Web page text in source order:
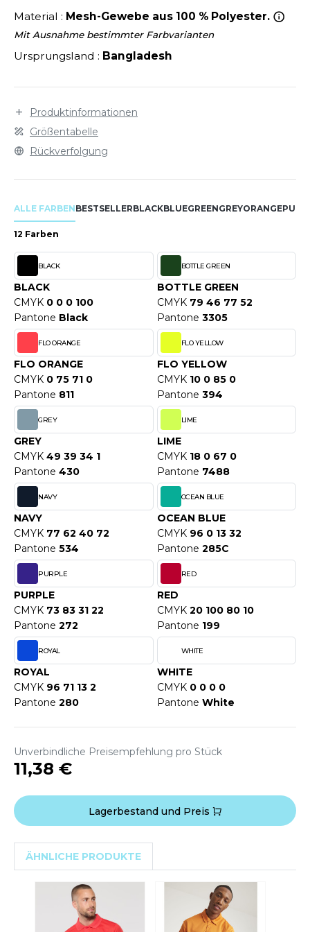
LABEL / TEAR AWAY
HIVIZ
UND JACKEN
ROW
OF THE LOOM
OF THE LOOM VINTAGE
- BLANKS
COOL
HOODS
T'S
SERIE
GEN
MORNING STUDIOS
SEGURIDAD
Material : Mesh-Gewebe aus 100 % Polyester.
Mit Ausnahme bestimmter Farbvarianten
Ursprungsland : Bangladesh
Produktinformationen
Größentabelle
Rückverfolgung
ALLE FARBENBESTSELLERBLACKBLUEGREENGREYORANGE
12 Farben
BLACK
BLACK
CMYK 0 0 0 100
Pantone Black
BOTTLE GREEN
BOTTLE GREEN
CMYK 79 46 77 52
Pantone 3305
FLO ORANGE
FLO ORANGE
CMYK 0 75 71 0
Pantone 811
FLO YELLOW
FLO YELLOW
CMYK 10 0 85 0
Pantone 394
GREY
GREY
CMYK 49 39 34 1
Pantone 430
LIME
LIME
CMYK 18 0 67 0
Pantone 7488
NAVY
NAVY
CMYK 77 62 40 72
Pantone 534
OCEAN BLUE
OCEAN BLUE
CMYK 96 0 13 32
Pantone 285C
PURPLE
PURPLE
CMYK 73 83 31 22
Pantone 272
RED
RED
CMYK 20 100 80 10
Pantone 199
ROYAL
ROYAL
CMYK 96 71 13 2
Pantone 280
WHITE
WHITE
CMYK 0 0 0 0
Pantone White
Unverbindliche Preisempfehlung pro Stück
11,38 €
Lagerbestand und Preis
ÄHNLICHE PRODUKTE